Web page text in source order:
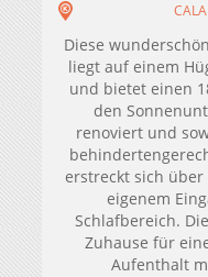
Diese
liegt auf einem
und bietet einen
den
renoviert und
erstreckt sich
eigenem
Schlafbereich.
Zuhause für
Aufenthalt